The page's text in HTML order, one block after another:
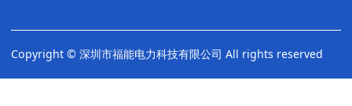
Copyright © 深圳市福能电力科技有限公司 All rights reserved